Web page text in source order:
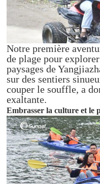
Notre première
de plage pour
paysages de
sur des sentiers
couper le souffle, a
exaltante.
Embrasser la culture et le